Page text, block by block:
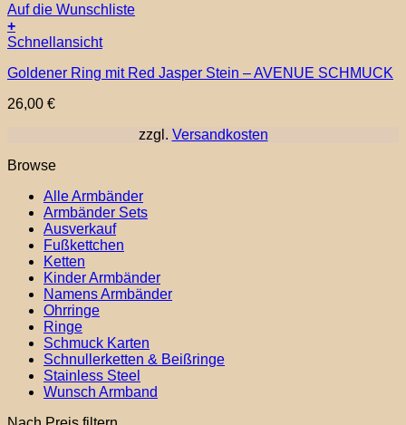
Auf die Wunschliste
+
Schnellansicht
Goldener Ring mit Red Jasper Stein – AVENUE SCHMUCK
26,00 €
zzgl. Versandkosten
Browse
Alle Armbänder
Armbänder Sets
Ausverkauf
Fußkettchen
Ketten
Kinder Armbänder
Namens Armbänder
Ohrringe
Ringe
Schmuck Karten
Schnullerketten & Beißringe
Stainless Steel
Wunsch Armband